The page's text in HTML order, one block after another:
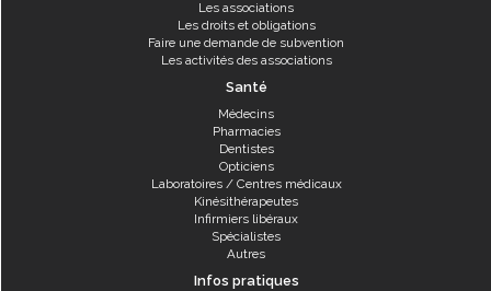
Les associations
Les droits et obligations
Faire une demande de subvention
Les activités des associations
Santé
Médecins
Pharmacies
Dentistes
Opticiens
Laboratoires / Centres médicaux
Kinésithérapeutes
Infirmiers libéraux
Spécialistes
Autres
Infos pratiques